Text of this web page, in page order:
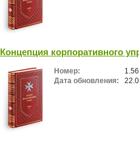
Концепция корпоративного
Номер:
Дата обновления: